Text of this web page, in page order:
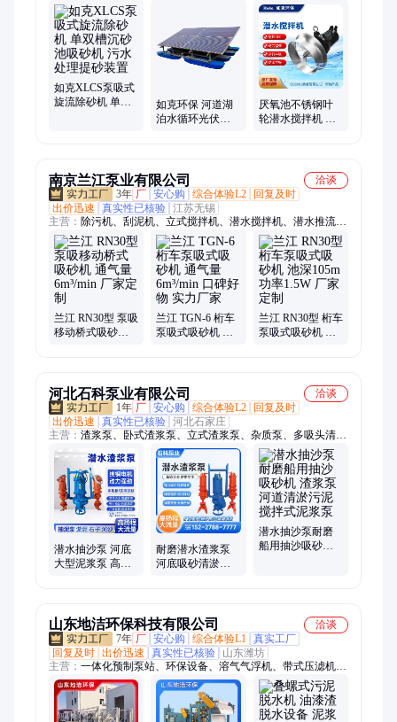
污水处理设备、潜水泵、刮吸泥机、穿墙搅拌器、增氧曝气机、
造流增氧机、搅拌两用机、潜水增氧机、曝气增氧机、环流搅拌
机、水下增氧机、河道增氧设备、混合搅拌设备、混合增氧设
备、曝气搅拌设备、离心式曝气机、双曲面搅拌机、立式混合搅
拌器、污水混合搅拌器、景观喷泉曝气机
如克XLCS泵吸式
旋流除砂机 单双
如克环保 河道湖
泊水循环光伏解
厌氧池不锈钢叶
轮潜水搅拌机 污
南京兰江泵业有限公司
洽谈
3年 厂 安心购 综合体验L2
回复及时
出价迅速
真实性已核验 江苏无锡
主营： 除污机、刮泥机、立式搅拌机、潜水搅拌机、潜水推流
器、格栅机械格栅
兰江 RN30型 泵吸
移动桥式吸砂机
兰江 TGN-6 桁车
泵吸式吸砂机 通
兰江 RN30型 桁车
泵吸式吸砂机 池
河北石科泵业有限公司
洽谈
1年 厂 安心购 综合体验L2
回复及时
出价迅速
真实性已核验 河北石家庄
主营： 渣浆泵、卧式渣浆泵、立式渣浆泵、杂质泵、多吸头清淤
泵、双吸泵、压滤机入料泵、离心泵、单吸离心泵、煤泥泵、抽
沙泵、浮选泵、清水泵、泥浆泵、液下渣浆泵、多级离心泵、衬
胶渣浆泵、潜水渣浆泵、尾煤泵、泡沫泵、灌溉泵、矿用煤泥
泵、AH分数渣浆泵、砂砾泵、沃曼渣浆泵
潜水抽沙泵 河底
大型泥浆泵 高铬
耐磨潜水渣浆泵
河底吸砂清淤泵
潜水抽沙泵耐磨
船用抽沙吸砂机
山东地洁环保科技有限公司
洽谈
7年 厂 安心购 综合体验L1
真实工厂
回复及时 出价迅速 真实性已核验
山东潍坊
主营： 一体化预制泵站、环保设备、溶气气浮机、带式压滤机、
刮吸泥机、化粪池、一体化污水处理设备、石英砂过滤器、玻璃
钢一体化污水处理设备、叠螺机、垃圾焚烧炉、焚烧炉、污水处
理设备、一体化泵站、生物除臭箱、全自动加药装置、气浮机、